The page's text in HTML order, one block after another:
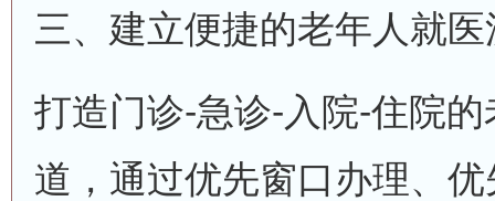
三、建立便捷的老年人就医
打造门诊-急诊-入院-住院
道，通过优先窗口办理、